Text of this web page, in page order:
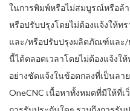
ในการพิมพ์หรือไม่สมบูรณ์หรือล้
หรือปรับปรุงโดยไม่ต้องแจ้งให้ท
และ/หรือปรับปรุงผลิตภัณฑ์และ/
นี้ได้ตลอดเวลาโดยไม่ต้องแจ้งใ
อย่างชัดแจ้งในข้อตกลงที่เป็นล
OneCNC เนื้อหาทั้งหมดที่มีให้ที่